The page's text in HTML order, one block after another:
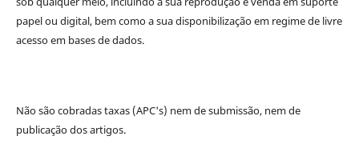
papel ou digital, bem como a sua disponibilização em regime de livre
acesso em bases de dados.
Não são cobradas taxas (APC's) nem de submissão, nem de
publicação dos artigos.